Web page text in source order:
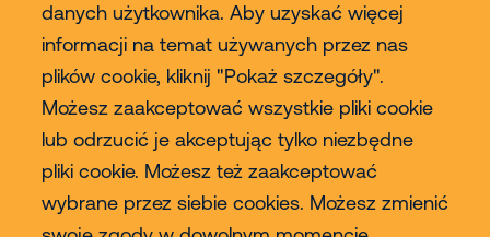
danych użytkownika. Aby uzyskać więcej
informacji na temat używanych przez nas
plików cookie, kliknij "Pokaż szczegóły".
Możesz zaakceptować wszystkie pliki cookie
lub odrzucić je akceptując tylko niezbędne
pliki cookie. Możesz też zaakceptować
wybrane przez siebie cookies. Możesz zmienić
Usługi
Sprzedaż
Contact
Więcej